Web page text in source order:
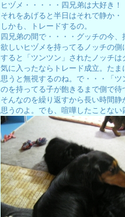
ヒヅメ・・・・・四兄弟は大好き！
それをあげると半日はそれで静か・
しかも、トレードするの。
四兄弟の間で・・・・グッチの今
欲しいヒヅメを持ってるノッチの
すると「ツンツン」されたノッチ
気に入ったならトレード成立。た
思うと無視するのね。で・・・「
のを持ってる子が飽きるまで側で待
そんなのを繰り返すから長い時間
思うのよ。でも、喧嘩したことな